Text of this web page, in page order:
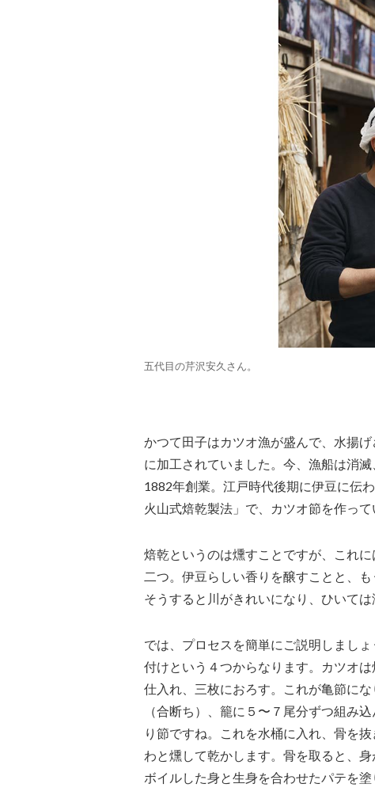
五代目の芹沢安久さん。
かつて田子はカツオ漁が盛んで、水揚
に加工されていました。今、漁船は消
1882年創業。江戸時代後期に伊豆に伝
火山式焙乾製法」で、カツオ節を作って
焙乾というのは燻すことですが、これ
二つ。伊豆らしい香りを醸すことと、
そうすると川がきれいになり、ひいて
では、プロセスを簡単にご説明しまし
付けという４つからなります。カツオ
仕入れ、三枚におろす。これが亀節に
（合断ち）、籠に５〜７尾分ずつ組み
り節ですね。これを水桶に入れ、骨を
わと燻して乾かします。骨を取ると、
ボイルした身と生身を合わせたパテを